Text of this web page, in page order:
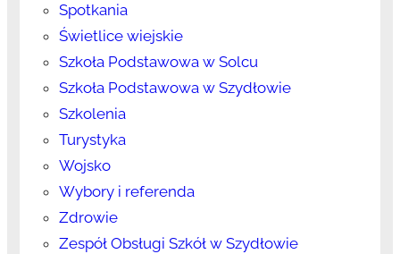
Spotkania
Świetlice wiejskie
Szkoła Podstawowa w Solcu
Szkoła Podstawowa w Szydłowie
Szkolenia
Turystyka
Wojsko
Wybory i referenda
Zdrowie
Zespół Obsługi Szkół w Szydłowie